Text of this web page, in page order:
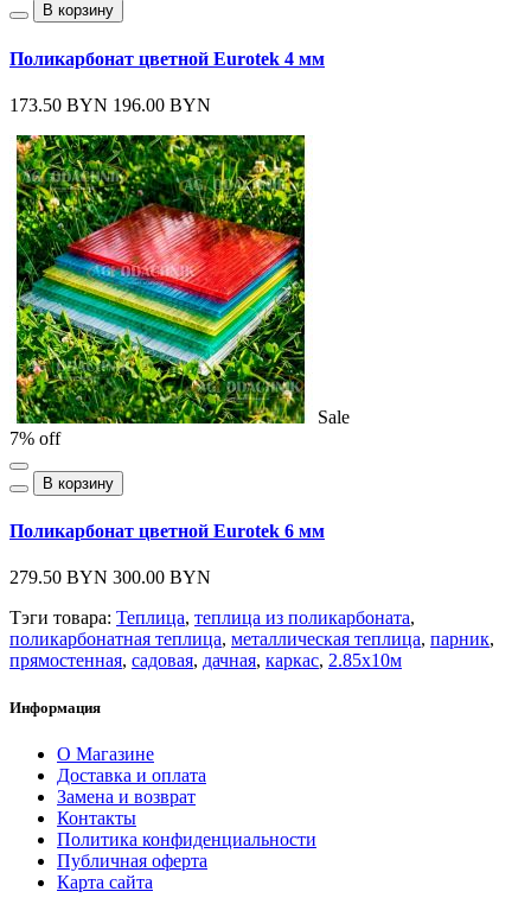
В корзину
Поликарбонат цветной Eurotek 4 мм
173.50 BYN 196.00 BYN
Sale
7% off
В корзину
Поликарбонат цветной Eurotek 6 мм
279.50 BYN 300.00 BYN
Тэги товара: Теплица, теплица из поликарбоната,
поликарбонатная теплица, металлическая теплица, парник,
прямостенная, садовая, дачная, каркас, 2.85х10м
Информация
О Магазине
Доставка и оплата
Замена и возврат
Контакты
Политика конфиденциальности
Публичная оферта
Карта сайта